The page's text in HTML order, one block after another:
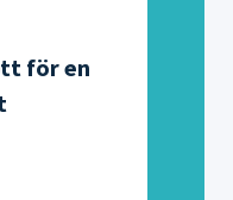
för en